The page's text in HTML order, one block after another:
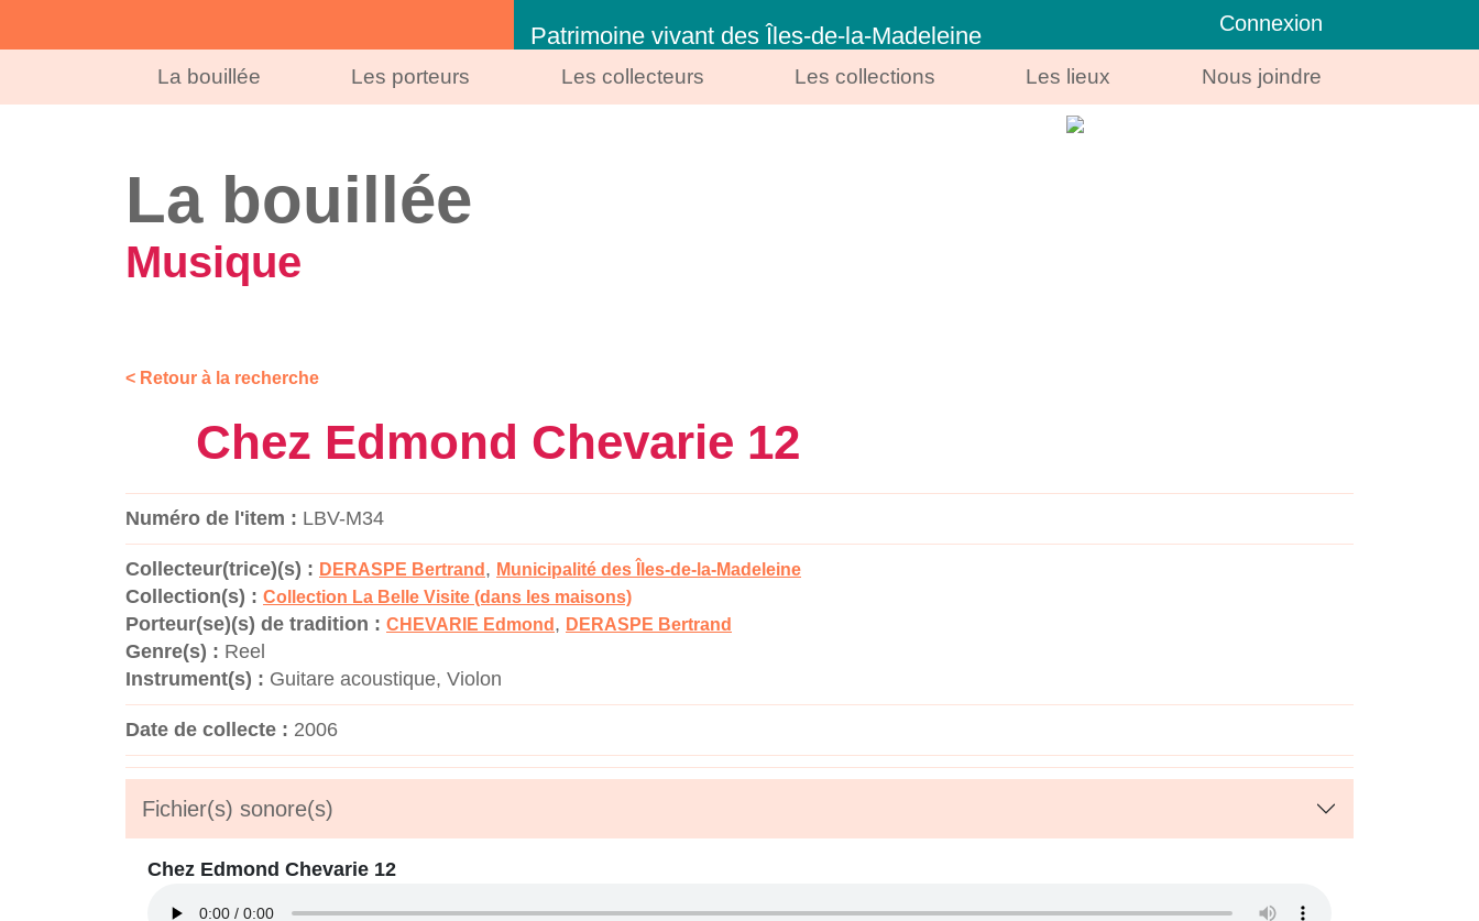
Patrimoine vivant des Îles-de-la-Madeleine Connexion
La bouillée Les porteurs Les collecteurs Les collections Les lieux Nous joindre
La bouillée
Musique
< Retour à la recherche
Chez Edmond Chevarie 12
Numéro de l'item : LBV-M34
Collecteur(trice)(s) : DERASPE Bertrand , Municipalité des Îles-de-la-Madeleine
Collection(s) : Collection La Belle Visite (dans les maisons)
Porteur(se)(s) de tradition : CHEVARIE Edmond , DERASPE Bertrand
Genre(s) : Reel
Instrument(s) : Guitare acoustique, Violon
Date de collecte : 2006
Fichier(s) sonore(s)
Chez Edmond Chevarie 12